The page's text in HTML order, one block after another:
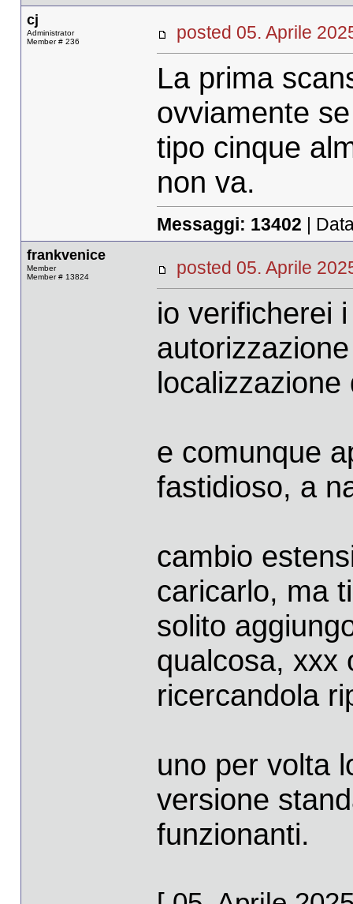
cj
Administrator
Member # 236
posted 05. Aprile
La prima
ovviamente
tipo cinque
non va.
Messaggi: 13402 |
frankvenice
Member
Member # 13824
posted 05. Aprile
io verificherei
e comunque
fastidioso, a
cambio
caricarlo, ma
solito
qualcosa, xxx
ricercandola
uno per volta
versione
funzionanti.